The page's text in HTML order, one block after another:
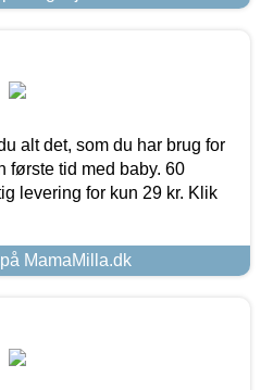
alt det, som du har brug for
første tid med baby. 60
levering for kun 29 kr. Klik
MamaMilla.dk